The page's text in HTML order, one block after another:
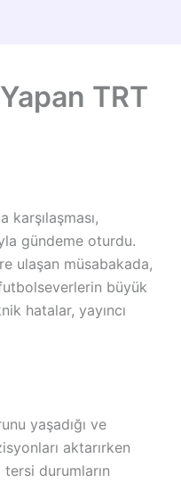
TRT
karşılaşması,
gündeme oturdu.
ulaşan müsabakada,
futbolseverlerin büyük
hatalar, yayıncı
yaşadığı ve
aktarırken
tersi durumların